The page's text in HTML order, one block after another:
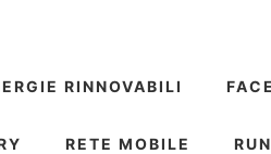
RINNOVABILI
RETE MOBILE